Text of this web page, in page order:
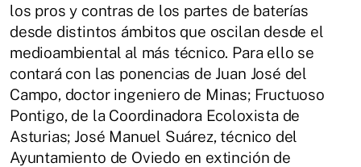
los pros y contras de los partes de baterías
desde distintos ámbitos que oscilan desde el
medioambiental al más técnico. Para ello se
contará con las ponencias de Juan José del
Campo, doctor ingeniero de Minas; Fructuoso
Pontigo, de la Coordinadora Ecoloxista de
Asturias; José Manuel Suárez, técnico del
Ayuntamiento de Oviedo en extinción de